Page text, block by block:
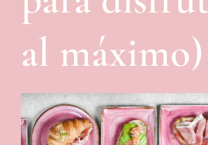
al máximo)